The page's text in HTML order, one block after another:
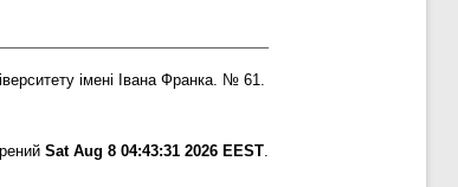
імені Івана Франка. № 61.
Sat Aug 8 04:43:31 2026 EEST.